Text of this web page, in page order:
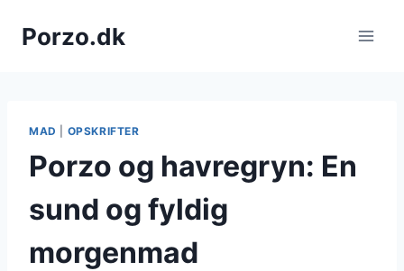
Porzo.dk
MAD OPSKRIFTER
Porzo og havregryn: En
sund og fyldig
morgenmad